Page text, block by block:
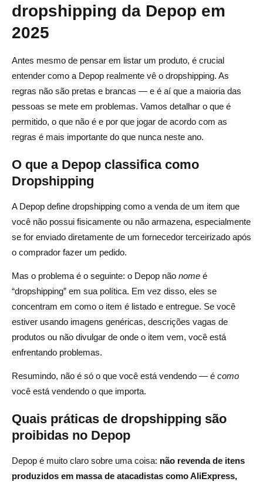
Como faço para vender itens enviados por dropshipping
de forma ética no Depop?
A impressão sob demanda é mais segura do que o
dropshipping normal no Depop?
Ainda posso ganhar dinheiro com dropshipping no
Depop?
dropshipping da Depop em
2025
Antes mesmo de pensar em listar um produto, é crucial
entender como a Depop realmente vê o dropshipping. As
regras não são pretas e brancas — e é aí que a maioria das
pessoas se mete em problemas. Vamos detalhar o que é
permitido, o que não é e por que jogar de acordo com as
regras é mais importante do que nunca neste ano.
O que a Depop classifica como
Dropshipping
A Depop define dropshipping como a venda de um item que
você não possui fisicamente ou não armazena, especialmente
se for enviado diretamente de um fornecedor terceirizado após
o comprador fazer um pedido.
Mas o problema é o seguinte: o Depop não nome é
“dropshipping” em sua política. Em vez disso, eles se
concentram em como o item é listado e entregue. Se você
estiver usando imagens genéricas, descrições vagas de
produtos ou não divulgar de onde o item vem, você está
enfrentando problemas.
Resumindo, não é só o que você está vendendo — é como
você está vendendo o que importa.
Quais práticas de dropshipping são
proibidas no Depop
Depop é muito claro sobre uma coisa: não revenda de itens
produzidos em massa de atacadistas como AliExpress,